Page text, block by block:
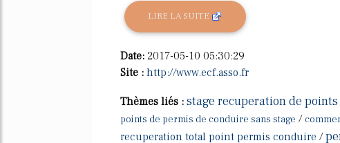
LIRE LA SUITE
Date: 2017-05-10 05:30:29
Site : http://www.ecf.asso.fr
Thèmes liés : stage recuperation de
points de permis de conduire sans stage /
recuperation total point permis conduire /